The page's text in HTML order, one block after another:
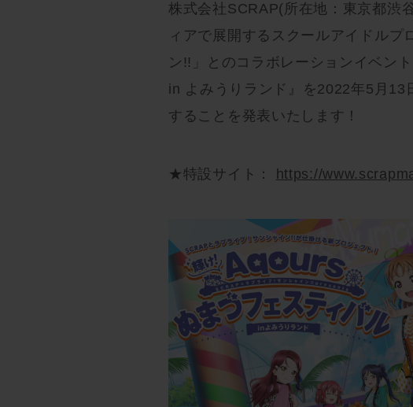
株式会社SCRAP(所在地：東京都渋
ィアで展開するスクールアイドルプ
ン!!」とのコラボレーションイベン
in よみうりランド』を2022年5月
することを発表いたします！
★特設サイト： https://